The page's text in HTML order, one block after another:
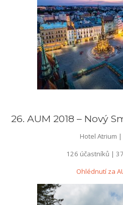
26. AUM 2018 – Nový
Hotel Atrium |
126 účastníků |
Ohlédnutí za